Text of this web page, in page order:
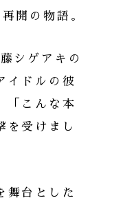
開の物語。
シゲアキの
イドルの彼
「こんな本
を受けまし
舞台とした